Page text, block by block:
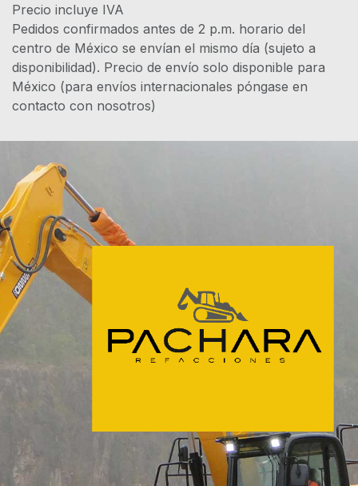
Precio incluye IVA
Pedidos confirmados antes de 2 p.m. horario del
centro de México se envían el mismo día (sujeto a
disponibilidad). Precio de envío solo disponible para
México (para envíos internacionales póngase en
contacto con nosotros)